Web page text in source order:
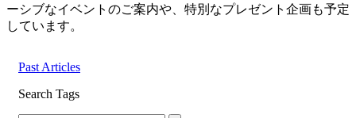
ーシブなイベントのご案内や、特別なプレゼント企画も予定
しています。
Past Articles
Search Tags